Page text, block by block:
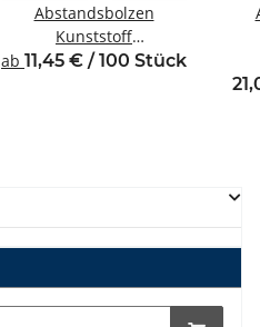
Abstandsbolzen
Kunststoff
Innen/Innengewinde M3
ab 11,45 € / 100 Stück